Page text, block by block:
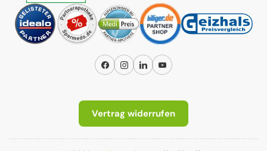
FacebookInstagram
LinkedInYouTube
Vertrag widerrufen